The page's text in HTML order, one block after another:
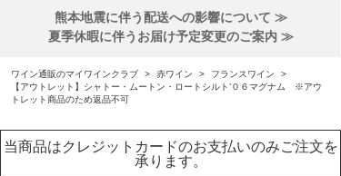
熊本地震に伴う配送への影響について ≫
夏季休暇に伴うお届け予定変更のご案内 ≫
ワイン通販のマイワインクラブ > 赤ワイン > フランスワイン
>
【アウトレット】シャトー・ムートン・ロートシルト’０６マグナム ※アウ
トレット商品のため返品不可
当商品はクレジットカードのお支払いのみご注文を
承ります。